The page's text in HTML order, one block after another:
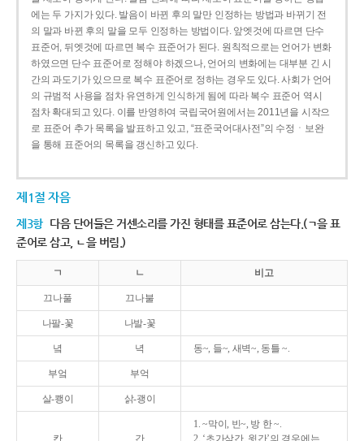
에는 두 가지가 있다. 발음이 바뀐 후의 말만 인정하는 방법과 바뀌기 전
의 말과 바뀐 후의 말을 모두 인정하는 방법이다. 앞엣것에 따르면 단수
표준어, 뒤엣것에 따르면 복수 표준어가 된다. 원칙적으로는 언어가 변화
하였으면 단수 표준어로 정해야 하겠으나, 언어의 변화에는 대부분 긴 시
간의 과도기가 있으므로 복수 표준어로 정하는 경우도 있다. 사회가 언어
의 규범적 사용을 점차 유연하게 인식하게 됨에 따라 복수 표준어 역시
점차 확대되고 있다. 이를 반영하여 국립국어원에서는 2011년을 시작으
로 표준어 추가 목록을 발표하고 있고, “표준국어대사전”의 수정ㆍ보완
을 통해 표준어의 목록을 갱신하고 있다.
제1절 자음
제3항 다음 단어들은 거센소리를 가진 형태를 표준어로 삼는다.(ㄱ을 표
준어로 삼고, ㄴ을 버림.)
ㄱ ㄴ 비고
끄나풀 끄나불
나팔-꽃 나발-꽃
녘 녁 동~, 들~, 새벽~, 동틀 ~.
부엌 부억
살-쾡이 삵-괭이
칸 간
1. ~막이, 빈~, 방 한 ~.
2. ‘초가삼간, 윗간’의 경우에는